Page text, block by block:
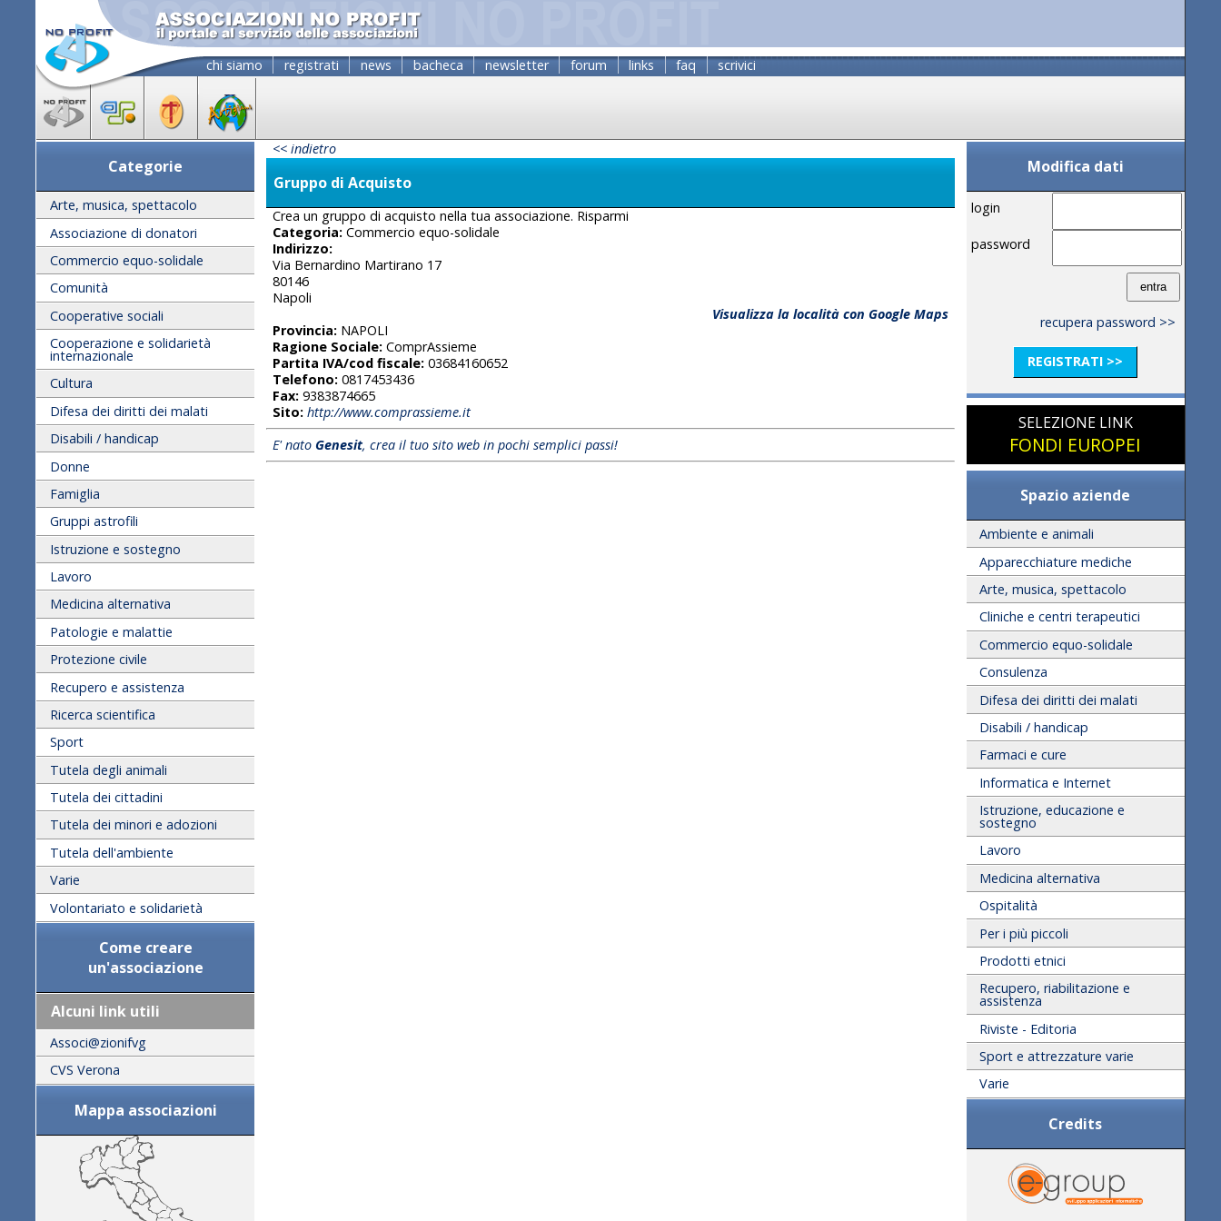
chi siamo registrati news bacheca newsletter forum links faq scrivici
Categorie
Arte, musica, spettacolo
Associazione di donatori
Commercio equo-solidale
Comunità
Cooperative sociali
Cooperazione e solidarietà
internazionale
Cultura
Difesa dei diritti dei malati
Disabili / handicap
Donne
Famiglia
Gruppi astrofili
Istruzione e sostegno
Lavoro
Medicina alternativa
Patologie e malattie
Protezione civile
Recupero e assistenza
Ricerca scientifica
Sport
Tutela degli animali
Tutela dei cittadini
Tutela dei minori e adozioni
Tutela dell'ambiente
Varie
Volontariato e solidarietà
Come creare
un'associazione
Alcuni link utili
Associ@zionifvg
CVS Verona
Mappa associazioni
<< indietro
Gruppo di Acquisto
Crea un gruppo di acquisto nella tua associazione. Risparmi
Categoria: Commercio equo-solidale
Indirizzo:
Via Bernardino Martirano 17
80146
Napoli
Visualizza la località con Google Maps
Provincia: NAPOLI
Ragione Sociale: ComprAssieme
Partita IVA/cod fiscale: 03684160652
Telefono: 0817453436
Fax: 9383874665
Sito: http://www.comprassieme.it
E' nato Genesit, crea il tuo sito web in pochi semplici passi!
Modifica dati
login
password
recupera password >>
REGISTRATI >>
SELEZIONE LINK
FONDI EUROPEI
Spazio aziende
Ambiente e animali
Apparecchiature mediche
Arte, musica, spettacolo
Cliniche e centri terapeutici
Commercio equo-solidale
Consulenza
Difesa dei diritti dei malati
Disabili / handicap
Farmaci e cure
Informatica e Internet
Istruzione, educazione e
sostegno
Lavoro
Medicina alternativa
Ospitalità
Per i più piccoli
Prodotti etnici
Recupero, riabilitazione e
assistenza
Riviste - Editoria
Sport e attrezzature varie
Varie
Credits